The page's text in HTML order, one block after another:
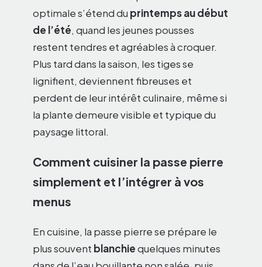
optimale s’étend du printemps au début
de l’été, quand les jeunes pousses
restent tendres et agréables à croquer.
Plus tard dans la saison, les tiges se
lignifient, deviennent fibreuses et
perdent de leur intérêt culinaire, même si
la plante demeure visible et typique du
paysage littoral.
Comment cuisiner la passe pierre
simplement et l’intégrer à vos
menus
En cuisine, la passe pierre se prépare le
plus souvent blanchiequelques minutes